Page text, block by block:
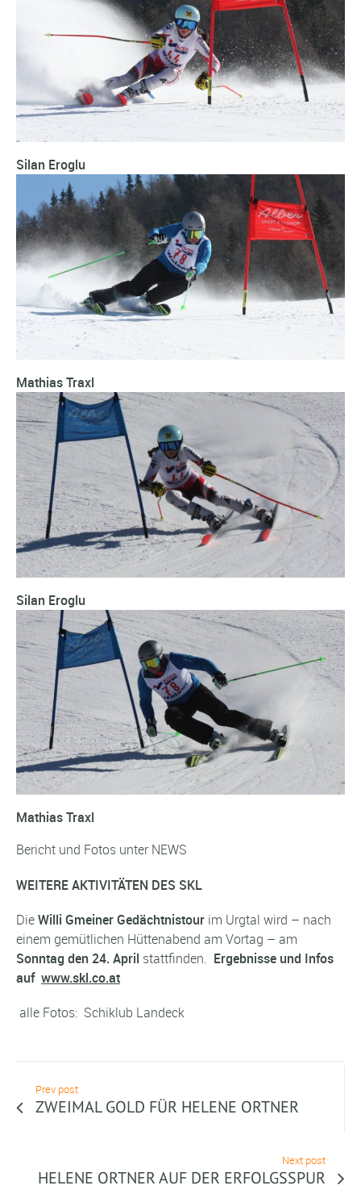
Silan Eroglu
Mathias Traxl
Silan Eroglu
Mathias Traxl
Bericht und Fotos unter NEWS
WEITERE AKTIVITÄTEN DES SKL
DieWilli Gmeiner Gedächtnistour im Urgtal wird – nach
einem gemütlichen Hüttenabend am Vortag – am
Sonntag den 24. April stattfinden. Ergebnisse und Infos
auf www.skl.co.at
alle Fotos: Schiklub Landeck
Prev post
ZWEIMAL GOLD FÜR HELENE ORTNER
Next post
HELENE ORTNER AUF DER ERFOLGSSPUR